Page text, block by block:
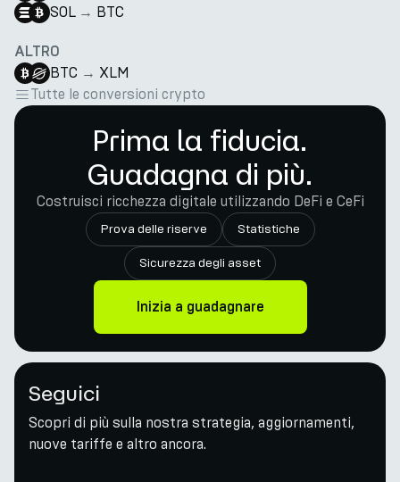
SOL → BTC
ALTRO
BTC → XLM
Tutte le conversioni crypto
Prima la fiducia.
Guadagna di più.
Costruisci ricchezza digitale utilizzando DeFi e CeFi
Prova delle riserve Statistiche
Sicurezza degli asset
Inizia a guadagnare
Seguici
Scopri di più sulla nostra strategia, aggiornamenti,
nuove tariffe e altro ancora.